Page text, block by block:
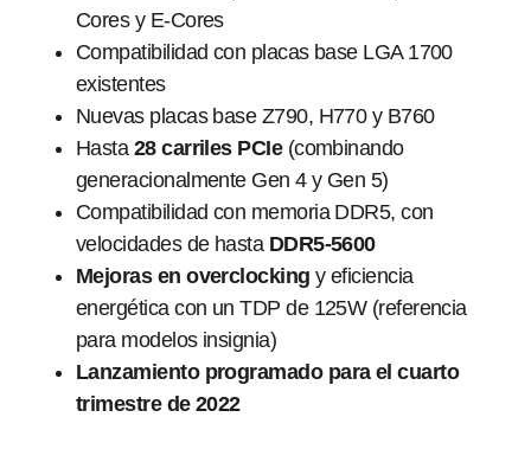
Cores y E-Cores
Compatibilidad con placas base LGA 1700
existentes
Nuevas placas base Z790, H770 y B760
Hasta 28 carriles PCIe(combinando
generacionalmente Gen 4 y Gen 5)
Compatibilidad con memoria DDR5, con
velocidades de hasta DDR5-5600
Mejoras en overclocking y eficiencia
energética con un TDP de 125W (referencia
para modelos insignia)
Lanzamiento programado para el cuarto
trimestre de 2022